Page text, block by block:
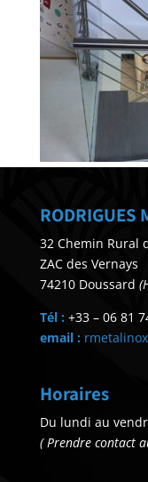
32 Chemin Rural
ZAC des Vernays
74210 Doussard
Tél : +33 – 06 81
email :
Horaires
Du lundi au
( Prendre contact